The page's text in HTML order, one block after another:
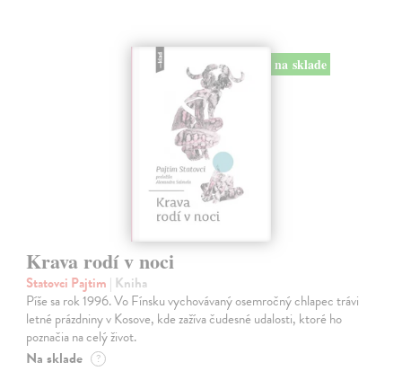
na sklade
Krava rodí v noci
Statovci Pajtim | Kniha
Píše sa rok 1996. Vo Fínsku vychovávaný osemročný chlapec trávi
letné prázdniny v Kosove, kde zažíva čudesné udalosti, ktoré ho
poznačia na celý život.
Na sklade ?